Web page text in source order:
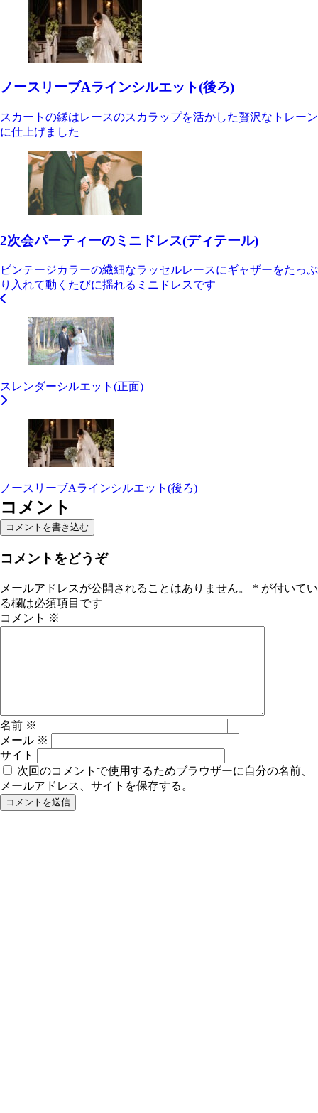
ノースリーブAラインシルエット(後ろ)
スカートの縁はレースのスカラップを活かした贅沢なトレーン
に仕上げました
2次会パーティーのミニドレス(ディテール)
ビンテージカラーの繊細なラッセルレースにギャザーをたっぷ
り入れて動くたびに揺れるミニドレスです
スレンダーシルエット(正面)
ノースリーブAラインシルエット(後ろ)
コメント
コメントを書き込む
コメントをどうぞ
メールアドレスが公開されることはありません。 * が付いてい
る欄は必須項目です
コメント ※
名前 ※
メール ※
サイト
次回のコメントで使用するためブラウザーに自分の名前、
メールアドレス、サイトを保存する。